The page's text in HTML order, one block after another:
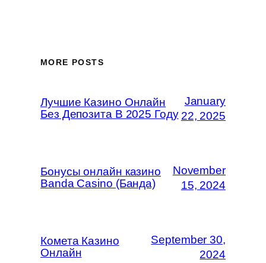
MORE POSTS
Лучшие Казино Онлайн
Без Депозита В 2025 Году
January
22, 2025
Бонусы онлайн казино
Banda Casino (Банда)
November
15, 2024
Комета Казино
Онлайн
September 30,
2024